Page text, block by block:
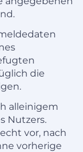
die
alleinigem
Nutzers.
vor, nach
vorherige